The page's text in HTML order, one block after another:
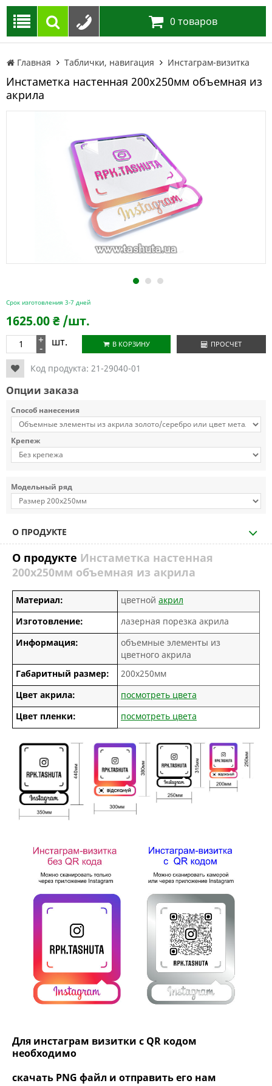
0 товаров
Главная Таблички, навигация Инстаграм-визитка
Инстаметка настенная 200х250мм объемная из
акрила
1 2 3
Срок изготовления 3-7 дней
1625.00₴ /шт.
+
- шт. В КОРЗИНУ ПРОСЧЕТ
Код продукта: 21-29040-01
Опции заказа
Способ нанесения
Крепеж
Модельный ряд
О ПРОДУКТЕ
О продукте Инстаметка настенная
200х250мм объемная из акрила
Материал: цветной акрил
Изготовление:
лазерная порезка акрила
Информация:
объемные элементы из
цветного акрила
Габаритный размер:
200х250мм
Цвет акрила:
посмотреть цвета
Цвет пленки:
посмотреть цвета
Для инстаграм визитки с QR кодом
необходимо
скачать PNG файл и отправить его нам